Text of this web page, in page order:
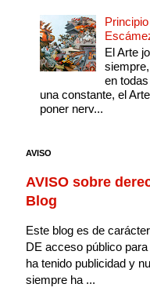
El Arte
en
una constante, el
poner nerv...
AVISO
AVISO sobre
Blog
Este blog es de
DE acceso público
ha tenido publicidad y
siempre ha ...